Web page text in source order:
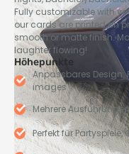
Fully customizable with
our cards are printed on
smooth or matte finish.
laughter flowing!
Höhepunkte
Anpassbares Design:
images
Mehrere
Perfekt für